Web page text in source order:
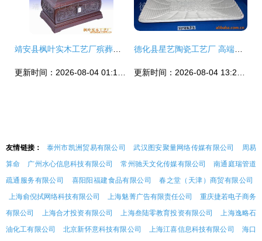
友情链接： 泰州市凯洲贸易有限公司 武汉图安聚量网络传媒有限公司
周易
算命
广州水心信息科技有限公司 常州驰天文化传媒有限公司
南通庭瑞管道
疏通服务有限公司
喜阳阳福建食品有限公司
春之堂（天津）商贸有限公司
上海俞倪拭网络科技有限公司
上海魅菁广告有限责任公司
重庆捷若电子商务
有限公司
上海合才投资有限公司 上海叁陆零教育投资有限公司
上海逸略石
油化工有限公司
北京新怀意科技有限公司 上海江喜信息科技有限公司
海口